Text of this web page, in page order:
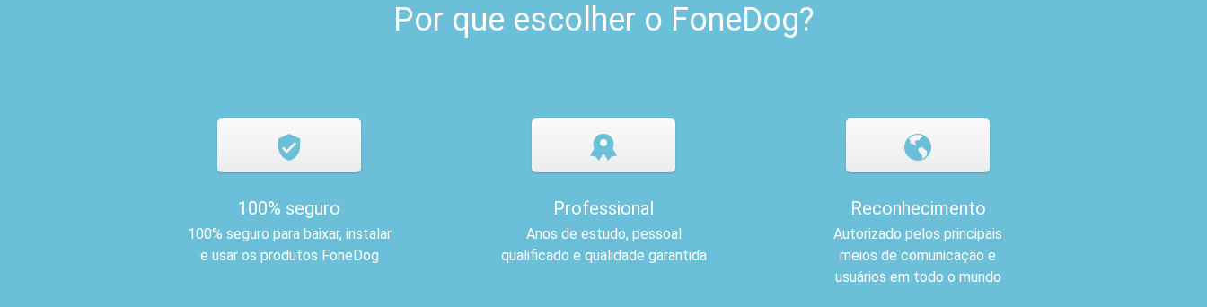
Por que escolher o FoneDog?
100% seguro
100% seguro para baixar, instalar
e usar os produtos FoneDog
Professional
Anos de estudo, pessoal
qualificado e qualidade garantida
Reconhecimento
Autorizado pelos principais
meios de comunicação e
usuários em todo o mundo